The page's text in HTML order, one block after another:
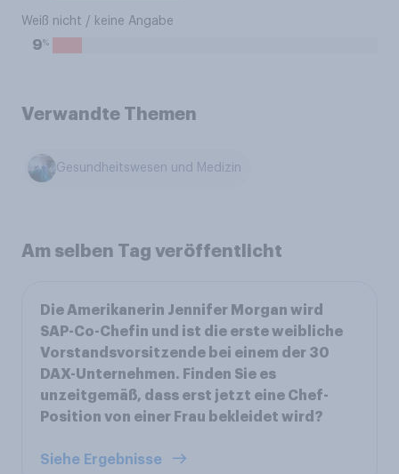
Weiß nicht / keine Angabe
9%
Verwandte Themen
Gesundheitswesen und Medizin
Am selben Tag veröffentlicht
Die Amerikanerin Jennifer Morgan wird
SAP-Co-Chefin und ist die erste weibliche
Vorstandsvorsitzende bei einem der 30
DAX-Unternehmen. Finden Sie es
unzeitgemäß, dass erst jetzt eine Chef-
Position von einer Frau bekleidet wird?
Siehe Ergebnisse